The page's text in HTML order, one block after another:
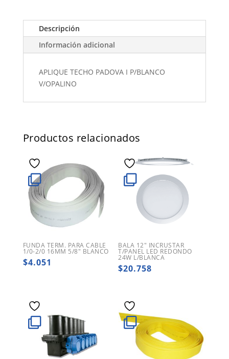
Descripción
Información adicional
APLIQUE TECHO PADOVA I P/BLANCO
V/OPALINO
Productos relacionados
FUNDA TERM. PARA CABLE
1/0-2/0 16MM 5/8″ BLANCO
$4.051
BALA 12″ INCRUSTAR
T/PANEL LED REDONDO
24W L/BLANCA
$20.758